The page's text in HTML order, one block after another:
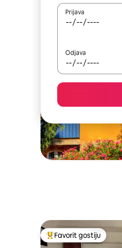
Prijava
Odjava
Glavni favorit gostiju
Favorit gostiju